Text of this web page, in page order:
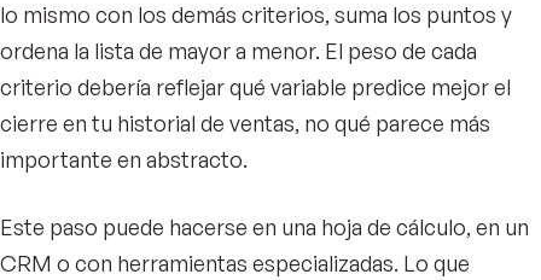
lo mismo con los demás criterios, suma los puntos y
ordena la lista de mayor a menor. El peso de cada
criterio debería reflejar qué variable predice mejor el
cierre en tu historial de ventas, no qué parece más
importante en abstracto.
Este paso puede hacerse en una hoja de cálculo, en un
CRM o con herramientas especializadas. Lo que